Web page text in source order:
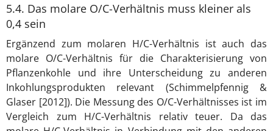
5.4. Das molare O/C-Verhältnis muss kleiner als
0,4 sein
Ergänzend zum molaren H/C-Verhältnis ist auch das
molare O/C-Verhältnis für die Charakterisierung von
Pflanzenkohle und ihre Unterscheidung zu anderen
Inkohlungsprodukten relevant (Schimmelpfennig &
Glaser [2012]). Die Messung des O/C-Verhältnisses ist im
Vergleich zum H/C-Verhältnis relativ teuer. Da das